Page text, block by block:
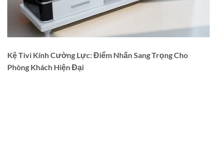
Kệ Tivi Kính Cường Lực: Điểm Nhấn Sang Trọng Cho
Phòng Khách Hiện Đại